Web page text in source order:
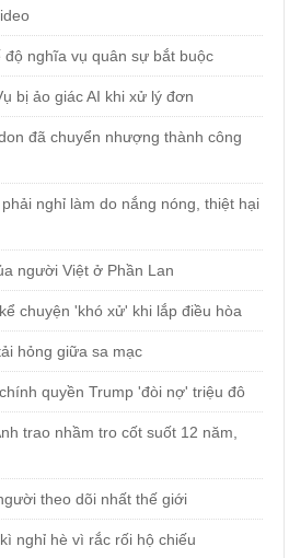
nghĩa vụ quân sự bắt buộc
bị ảo giác AI khi xử lý đơn
đã chuyển nhượng thành công
nghỉ làm do nắng nóng, thiệt hại
người Việt ở Phần Lan
chuyện 'khó xử' khi lắp điều hòa
hỏng giữa sa mạc
quyền Trump 'đòi nợ' triệu đô
trao nhầm tro cốt suốt 12 năm,
theo dõi nhất thế giới
nghỉ hè vì rắc rối hộ chiếu